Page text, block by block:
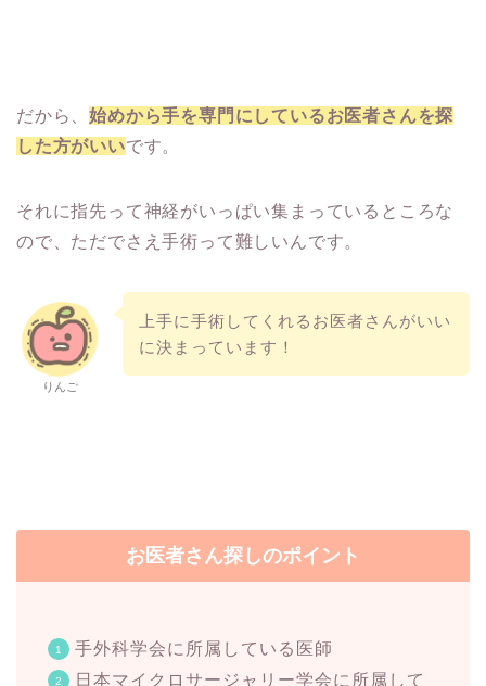
だから、始めから手を専門にしているお医者さんを探
した方がいいです。
それに指先って神経がいっぱい集まっているところな
ので、ただでさえ手術って難しいんです。
りんご
上手に手術してくれるお医者さんがいい
に決まっています！
お医者さん探しのポイント
手外科学会に所属している医師
日本マイクロサージャリー学会に所属して